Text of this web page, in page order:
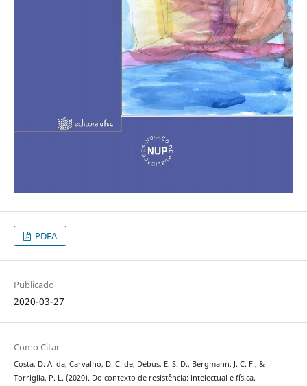
PDFA
Publicado
2020-03-27
Como Citar
Costa, D. A. da, Carvalho, D. C. de, Debus, E. S. D., Bergmann, J. C. F., &
Torriglia, P. L. (2020). Do contexto de resistência: intelectual e física.